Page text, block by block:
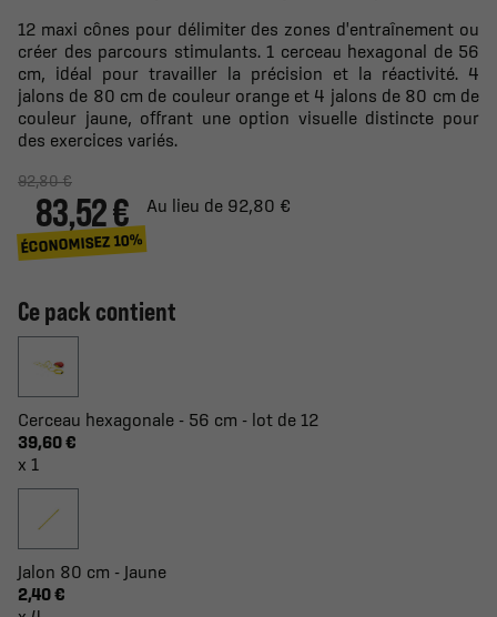
12 maxi cônes pour délimiter des zones d'entraînement ou
créer des parcours stimulants. 1 cerceau hexagonal de 56
cm, idéal pour travailler la précision et la réactivité. 4
jalons de 80 cm de couleur orange et 4 jalons de 80 cm de
couleur jaune, offrant une option visuelle distincte pour
des exercices variés.
92,80 €
83,52 €
ÉCONOMISEZ 10%
Au lieu de 92,80 €
Ce pack contient
Cerceau hexagonale - 56 cm - lot de 12
39,60 €
x 1
Jalon 80 cm - Jaune
2,40 €